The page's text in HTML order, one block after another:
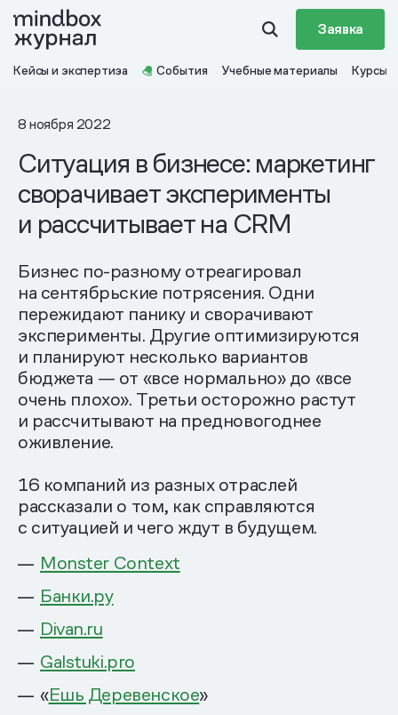
Заявка
Кейсы и экспертиза События Учебные материалы Курсы
8 ноября 2022
Ситуация в бизнесе: маркетинг
сворачивает эксперименты
и рассчитывает на CRM
Бизнес по-разному отреагировал
на сентябрьские потрясения. Одни
пережидают панику и сворачивают
эксперименты. Другие оптимизируются
и планируют несколько вариантов
бюджета — от «все нормально» до «все
очень плохо». Третьи осторожно растут
и рассчитывают на предновогоднее
оживление.
16 компаний из разных отраслей
рассказали о том, как справляются
с ситуацией и чего ждут в будущем.
Monster Context
Банки.ру
Divan.ru
Galstuki.pro
«Ешь Деревенское»